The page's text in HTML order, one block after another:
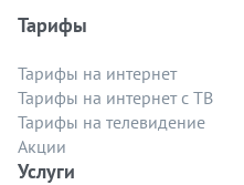
Тарифы
Тарифы на интернет
Тарифы на интернет с ТВ
Тарифы на телевидение
Акции
Услуги